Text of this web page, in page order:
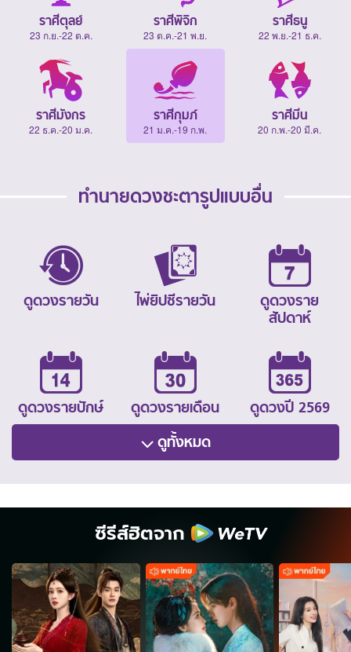
ราศีตุลย์
23 ก.ย.-22 ต.ค.
ราศีพิจิก
23 ต.ค.-21 พ.ย.
ราศีธนู
22 พ.ย.-21 ธ.ค.
ราศีมังกร
22 ธ.ค.-20 ม.ค.
ราศีกุมภ์
21 ม.ค.-19 ก.พ.
ราศีมีน
20 ก.พ.-20 มี.ค.
ทำนายดวงชะตารูปแบบอื่น
ดูดวงรายวัน ไพ่ยิปซีรายวัน
ดูดวงราย
สัปดาห์
ดูดวงรายปักษ์ ดูดวงรายเดือน ดูดวงปี 2569
ดูทั้งหมด
ซีรีส์ฮิตจาก